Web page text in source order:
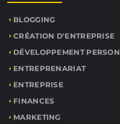
BLOGGING
CRÉATION D'ENTREPRISE
DÉVELOPPEMENT
ENTREPRENARIAT
ENTREPRISE
FINANCES
MARKETING